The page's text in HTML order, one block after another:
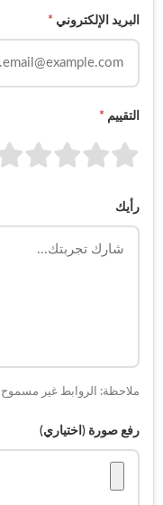
البريد الإلكتروني *
التقييم *
رأيك
ملاحظة: الروابط غير مسموح
رفع صورة (اختياري)